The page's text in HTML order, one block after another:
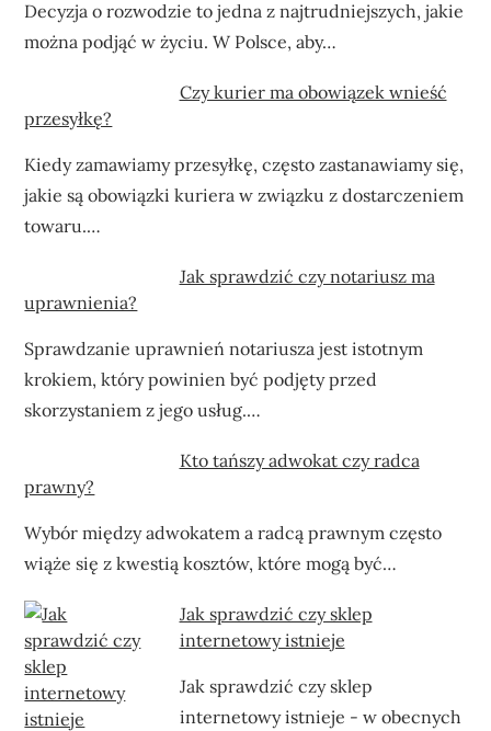
Decyzja o rozwodzie to jedna z najtrudniejszych, jakie
można podjąć w życiu. W Polsce, aby…
Czy kurier ma obowiązek wnieść
przesyłkę?
Kiedy zamawiamy przesyłkę, często zastanawiamy się,
jakie są obowiązki kuriera w związku z dostarczeniem
towaru.…
Jak sprawdzić czy notariusz ma
uprawnienia?
Sprawdzanie uprawnień notariusza jest istotnym
krokiem, który powinien być podjęty przed
skorzystaniem z jego usług.…
Kto tańszy adwokat czy radca
prawny?
Wybór między adwokatem a radcą prawnym często
wiąże się z kwestią kosztów, które mogą być…
Jak sprawdzić czy sklep
internetowy istnieje
Jak sprawdzić czy sklep
internetowy istnieje - w obecnych